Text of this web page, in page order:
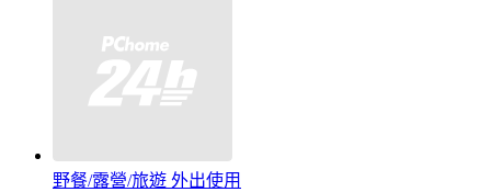
野餐/露營/旅遊 外出使用